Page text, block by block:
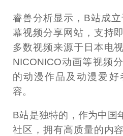
睿兽分析显示，B站成
幕视频分享网站，支持
多数视频来源于日本电
NICONICO动画等视频
的动漫作品及动漫爱好
容。
B站是独特的，作为中国
社区，拥有高质量的内